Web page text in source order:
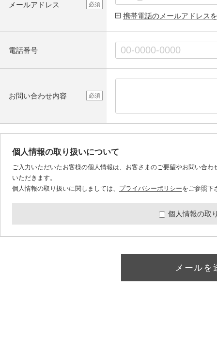
メールアドレス 必須
携帯電話のメールアドレス
電話番号
お問い合わせ内容 必須
個人情報の取り扱いについて
ご入力いただいたお客様の個人情報は、お客さまのご要望やお問い合
いただきます。
個人情報の取り扱いに関しましては、 プライバシーポリシーをご参照下
個人情報の取
メールを